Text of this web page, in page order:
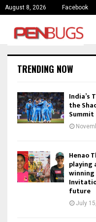
August 8, 2026 Facebook
TRENDING NOW
India’s
the
Summit
Henao
playing
winning
future
July